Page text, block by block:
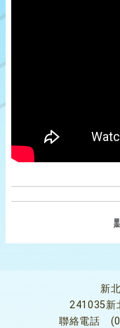
新
241035新
聯絡電話